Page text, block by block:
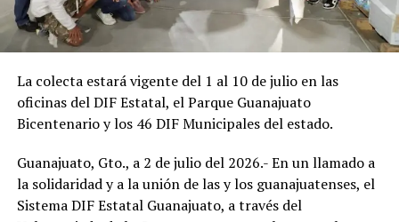
La colecta estará vigente del 1 al 10 de julio en las
oficinas del DIF Estatal, el Parque Guanajuato
Bicentenario y los 46 DIF Municipales del estado.
Guanajuato, Gto., a 2 de julio del 2026.- En un llamado a
la solidaridad y a la unión de las y los guanajuatenses, el
Sistema DIF Estatal Guanajuato, a través del